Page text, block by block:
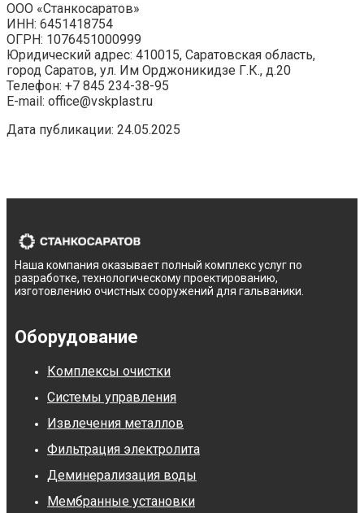
ООО «Станкосаратов»
ИНН: 6451418754
ОГРН: 1076451000999
Юридический адрес: 410015, Саратовская область,
город Саратов, ул. Им Орджоникидзе Г.К., д.20
Телефон: +7 845 234-38-95
E-mail: office@vskplast.ru
Дата публикации: 24.05.2025
Наша компания оказывает полный комплекс услуг по
разработке, технологическому проектированию,
изготовлению очистных сооружений для гальваники.
Оборудование
Комплексы очистки
Системы управления
Извлечения металлов
Фильтрация электролита
Деминерализация воды
Мембранные установки